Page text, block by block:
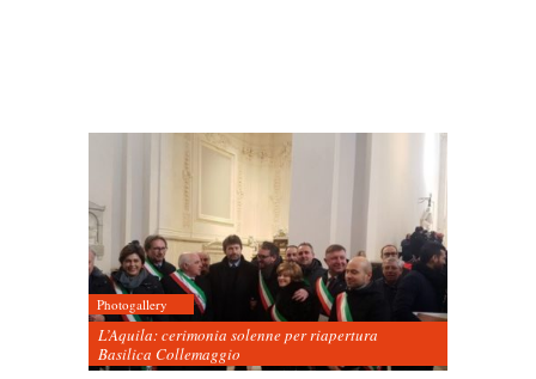
Photogallery
L’Aquila: cerimonia solenne per riapertura
Basilica Collemaggio